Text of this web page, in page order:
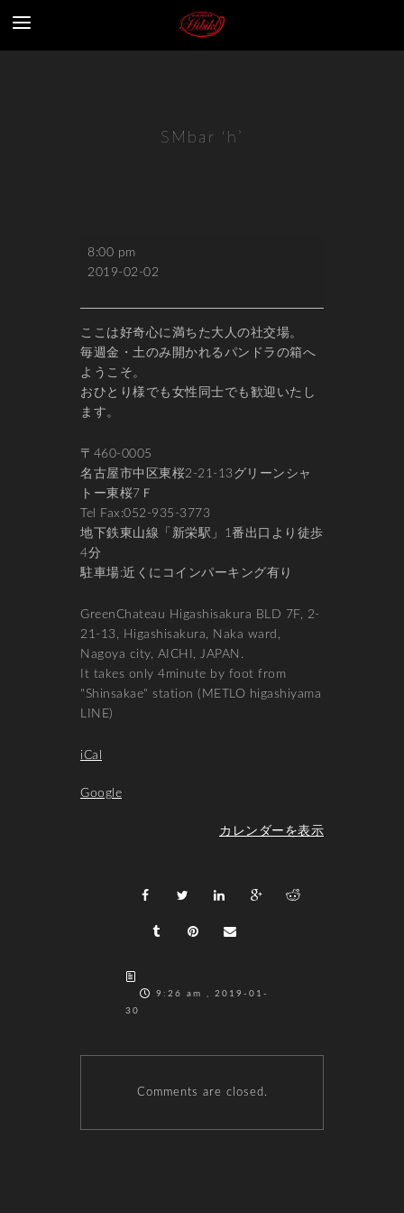
SMbar ‘h’
SMbar
'h'
8:00 pm
2019-02-02
ここは好奇心に満ちた大人の社交場。
毎週金・土のみ開かれるパンドラの箱へ
ようこそ。
おひとり様でも女性同士でも歓迎いたし
ます。
〒460-0005
名古屋市中区東桜2-21-13グリーンシャ
トー東桜7Ｆ
Tel Fax:052-935-3773
地下鉄東山線「新栄駅」1番出口より徒歩
4分
駐車場:近くにコインパーキング有り
GreenChateau Higashisakura BLD 7F, 2-
21-13, Higashisakura, Naka ward,
Nagoya city, AICHI, JAPAN.
It takes only 4minute by foot from
"Shinsakae" station (METLO higashiyama
LINE)
iCal
Google
カレンダーを表示
9:26 am , 2019-01-
30
Comments are closed.